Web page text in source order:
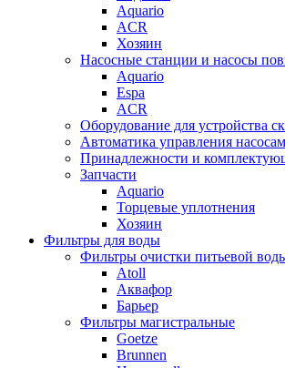
Aquario
ACR
Хозяин
Насосные станции и насосы
Aquario
Espa
ACR
Оборудование для устройства
Автоматика управления
Принадлежности и
Запчасти
Aquario
Торцевые уплотнения
Хозяин
Фильтры для воды
Фильтры очистки питьевой
Atoll
Аквафор
Барьер
Фильтры магистральные
Goetze
Brunnen